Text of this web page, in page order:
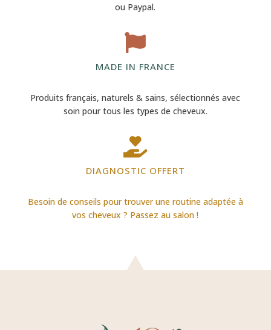
ou Paypal.

MADE IN FRANCE
Produits français, naturels & sains, sélectionnés avec
soin pour tous les types de cheveux.

DIAGNOSTIC OFFERT
Besoin de conseils pour trouver une routine adaptée à
vos cheveux ? Passez au salon !